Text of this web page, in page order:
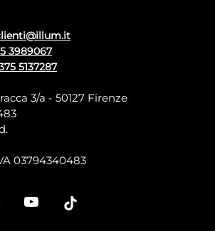
3989067
5137287
3/a - 50127 Firenze
03794340483